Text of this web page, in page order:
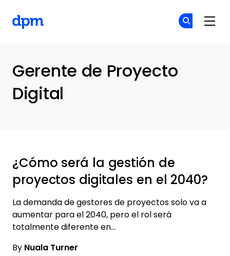
Gerente de Proyecto
Digital
¿Cómo será la gestión de
proyectos digitales en el 2040?
La demanda de gestores de proyectos solo va a
aumentar para el 2040, pero el rol será
totalmente diferente en…
By Nuala Turner